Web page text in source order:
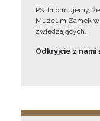
PS. Informujemy,
Muzeum Zamek
zwiedzających.
Odkryjcie z nami